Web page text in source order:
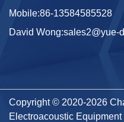
Mobile:86-13584585528
David Wong:sales2@yue-
Copyright © 2020-2026
Electroacoustic